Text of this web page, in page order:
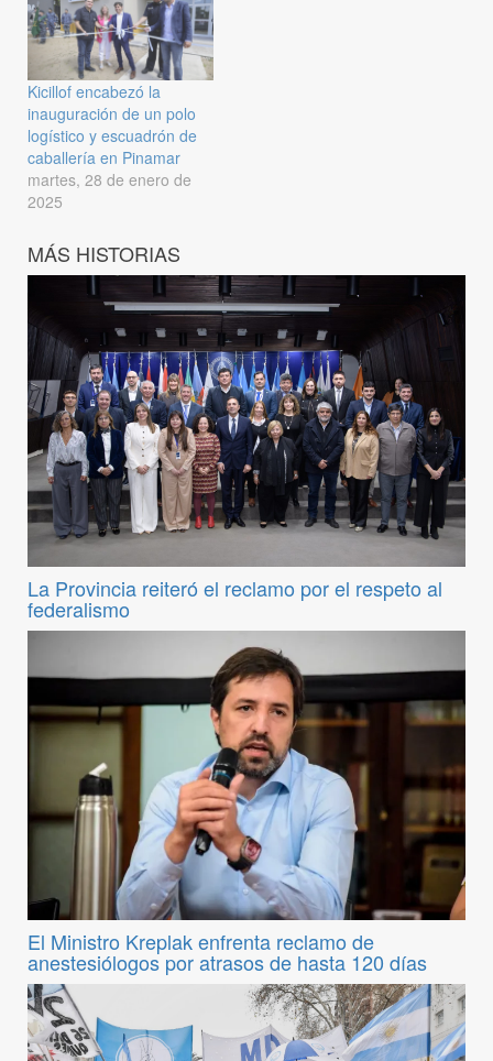
Kicillof encabezó la
inauguración de un polo
logístico y escuadrón de
caballería en Pinamar
martes, 28 de enero de
2025
MÁS HISTORIAS
La Provincia reiteró el reclamo por el respeto al
federalismo
El Ministro Kreplak enfrenta reclamo de
anestesiólogos por atrasos de hasta 120 días